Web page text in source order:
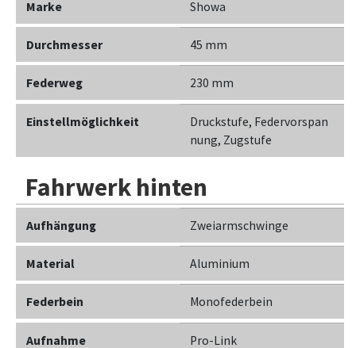
Marke Showa
Durchmesser 45 mm
Federweg 230 mm
Einstellmöglichkeit
Druckstufe, Federvorspan
nung, Zugstufe
Fahrwerk hinten
Aufhängung Zweiarmschwinge
Material Aluminium
Federbein Monofederbein
Aufnahme Pro-Link